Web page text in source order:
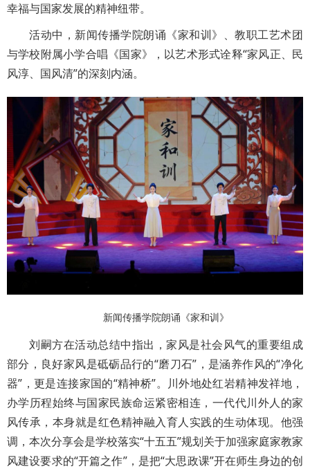
幸福与国家发展的精神纽带。
活动中，新闻传播学院朗诵《家和训》、教职工艺术团
与学校附属小学合唱《国家》，以艺术形式诠释“家风正、民
风淳、国风清”的深刻内涵。
新闻传播学院朗诵《家和训》
刘嗣方在活动总结中指出，家风是社会风气的重要组成
部分，良好家风是砥砺品行的“磨刀石”，是涵养作风的“净化
器”，更是连接家国的“精神桥”。川外地处红岩精神发祥地，
办学历程始终与国家民族命运紧密相连，一代代川外人的家
风传承，本身就是红色精神融入育人实践的生动体现。他强
调，本次分享会是学校落实“十五五”规划关于加强家庭家教家
风建设要求的“开篇之作”，是把“大思政课”开在师生身边的创